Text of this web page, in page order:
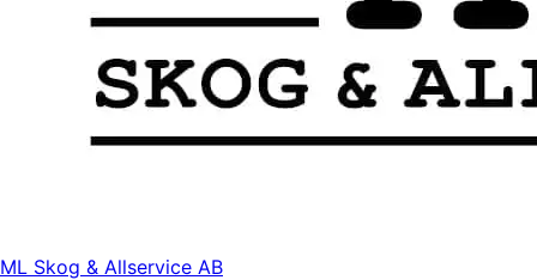
ML Skog & Allservice AB